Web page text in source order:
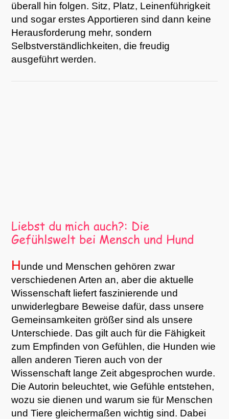
überall hin folgen. Sitz, Platz, Leinenführigkeit
und sogar erstes Apportieren sind dann keine
Herausforderung mehr, sondern
Selbstverständlichkeiten, die freudig
ausgeführt werden.
Hunde und Menschen gehören zwar
verschiedenen Arten an, aber die aktuelle
Wissenschaft liefert faszinierende und
unwiderlegbare Beweise dafür, dass unsere
Gemeinsamkeiten größer sind als unsere
Unterschiede. Das gilt auch für die Fähigkeit
zum Empfinden von Gefühlen, die Hunden wie
allen anderen Tieren auch von der
Wissenschaft lange Zeit abgesprochen wurde.
Die Autorin beleuchtet, wie Gefühle entstehen,
wozu sie dienen und warum sie für Menschen
und Tiere gleichermaßen wichtig sind. Dabei